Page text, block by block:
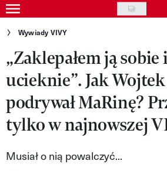
Skip
to
content
Gwiazdy
Ludzie
Moda
Uroda
Styl życia
Kultura
Wywiady VIVY
„Zaklepałem ją
ucieknie”. Jak
podrywał MaRinę?
tylko w najnowszej
Musiał o nią powalczyć...